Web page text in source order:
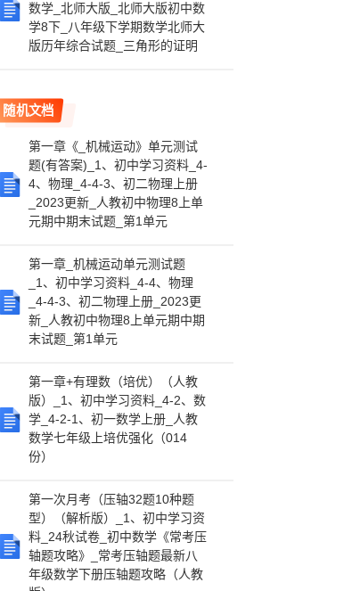
数学_北师大版_北师大版初中数
学8下_八年级下学期数学北师大
版历年综合试题_三角形的证明
随机文档
第一章《_机械运动》单元测试
题(有答案)_1、初中学习资料_4-
4、物理_4-4-3、初二物理上册
_2023更新_人教初中物理8上单
元期中期末试题_第1单元
第一章_机械运动单元测试题
_1、初中学习资料_4-4、物理
_4-4-3、初二物理上册_2023更
新_人教初中物理8上单元期中期
末试题_第1单元
第一章+有理数（培优）（人教
版）_1、初中学习资料_4-2、数
学_4-2-1、初一数学上册_人教
数学七年级上培优强化（014
份）
第一次月考（压轴32题10种题
型）（解析版）_1、初中学习资
料_24秋试卷_初中数学《常考压
轴题攻略》_常考压轴题最新八
年级数学下册压轴题攻略（人教